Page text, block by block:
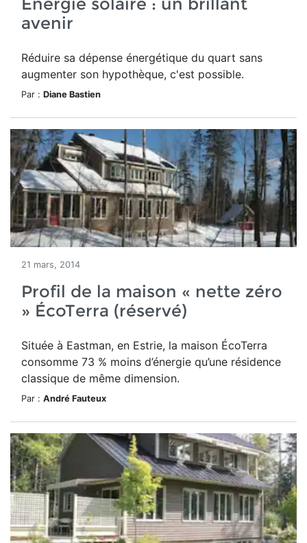
avenir
Réduire sa dépense énergétique du quart sans
augmenter son hypothèque, c'est possible.
Par : Diane Bastien
21 mars, 2014
Profil de la maison « nette zéro
» ÉcoTerra (réservé)
Située à Eastman, en Estrie, la maison ÉcoTerra
consomme 73 % moins d’énergie qu’une résidence
classique de même dimension.
Par : André Fauteux